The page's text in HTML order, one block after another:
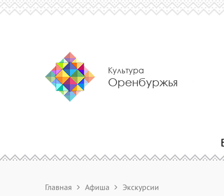
Культура
Оренбуржья
Главная Афиша Экскурсии